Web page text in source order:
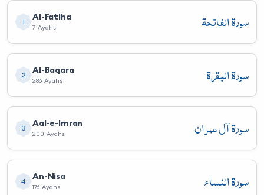
1 Al-Fatiha
7 Ayahs سورة الفاتحة
2 Al-Baqara
286 Ayahs سورة البقرة
3 Aal-e-Imran
200 Ayahs سورة آل عمران
4 An-Nisa
176 Ayahs سورة النساء